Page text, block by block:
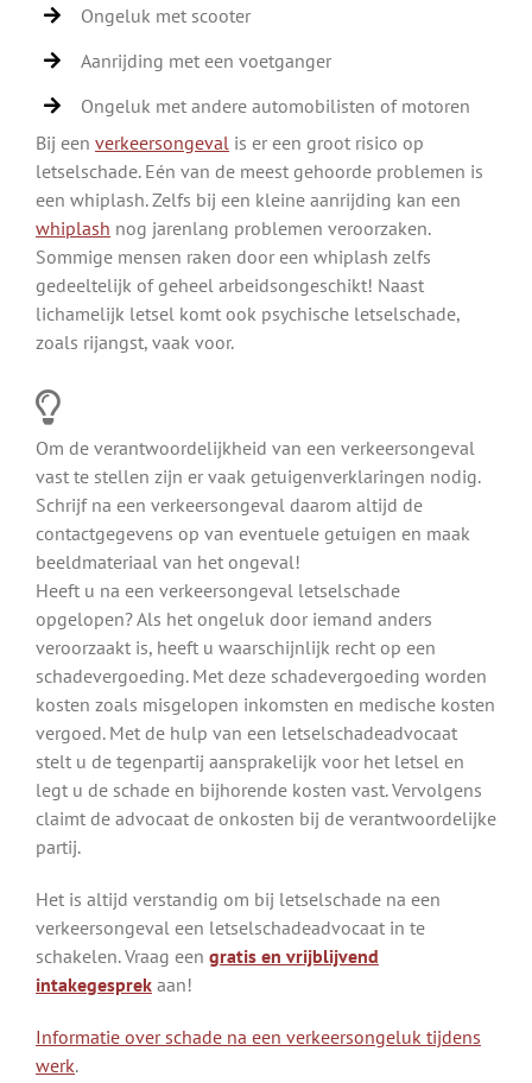
Ongeluk met scooter
Aanrijding met een voetganger
Ongeluk met andere automobilisten of motoren
Bij een verkeersongeval is er een groot risico op
letselschade. Eén van de meest gehoorde problemen is
een whiplash. Zelfs bij een kleine aanrijding kan een
whiplash nog jarenlang problemen veroorzaken.
Sommige mensen raken door een whiplash zelfs
gedeeltelijk of geheel arbeidsongeschikt! Naast
lichamelijk letsel komt ook psychische letselschade,
zoals rijangst, vaak voor.
Om de verantwoordelijkheid van een verkeersongeval
vast te stellen zijn er vaak getuigenverklaringen nodig.
Schrijf na een verkeersongeval daarom altijd de
contactgegevens op van eventuele getuigen en maak
beeldmateriaal van het ongeval!
Heeft u na een verkeersongeval letselschade
opgelopen? Als het ongeluk door iemand anders
veroorzaakt is, heeft u waarschijnlijk recht op een
schadevergoeding. Met deze schadevergoeding worden
kosten zoals misgelopen inkomsten en medische kosten
vergoed. Met de hulp van een letselschadeadvocaat
stelt u de tegenpartij aansprakelijk voor het letsel en
legt u de schade en bijhorende kosten vast. Vervolgens
claimt de advocaat de onkosten bij de verantwoordelijke
partij.
Het is altijd verstandig om bij letselschade na een
verkeersongeval een letselschadeadvocaat in te
schakelen. Vraag een gratis en vrijblijvend
intakegesprek aan!
Informatie over schade na een verkeersongeluk tijdens
werk.